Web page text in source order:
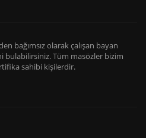
bağımsız olarak çalışan bayan
bulabilirsiniz. Tüm masözler bizim
sahibi kişilerdir.